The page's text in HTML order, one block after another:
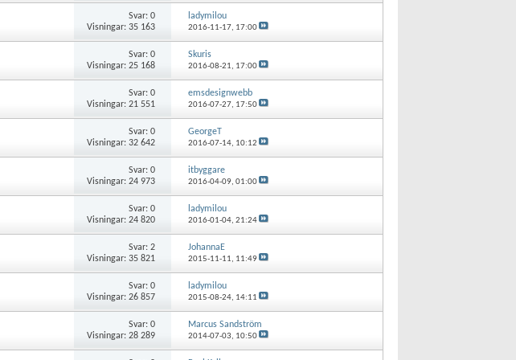
Svar:0
Visningar: 35 163
ladymilou
2016-11-17, 17:00
Svar:0
Visningar: 25 168
Skuris
2016-08-21, 17:00
Svar:0
Visningar: 21 551
emsdesignwebb
2016-07-27, 17:50
Svar:0
Visningar: 32 642
GeorgeT
2016-07-14, 10:12
Svar:0
Visningar: 24 973
itbyggare
2016-04-09, 01:00
Svar:0
Visningar: 24 820
ladymilou
2016-01-04, 21:24
Svar:2
Visningar: 35 821
JohannaE
2015-11-11, 11:49
Svar:0
Visningar: 26 857
ladymilou
2015-08-24, 14:11
Svar:0
Visningar: 28 289
Marcus Sandström
2014-07-03, 10:50